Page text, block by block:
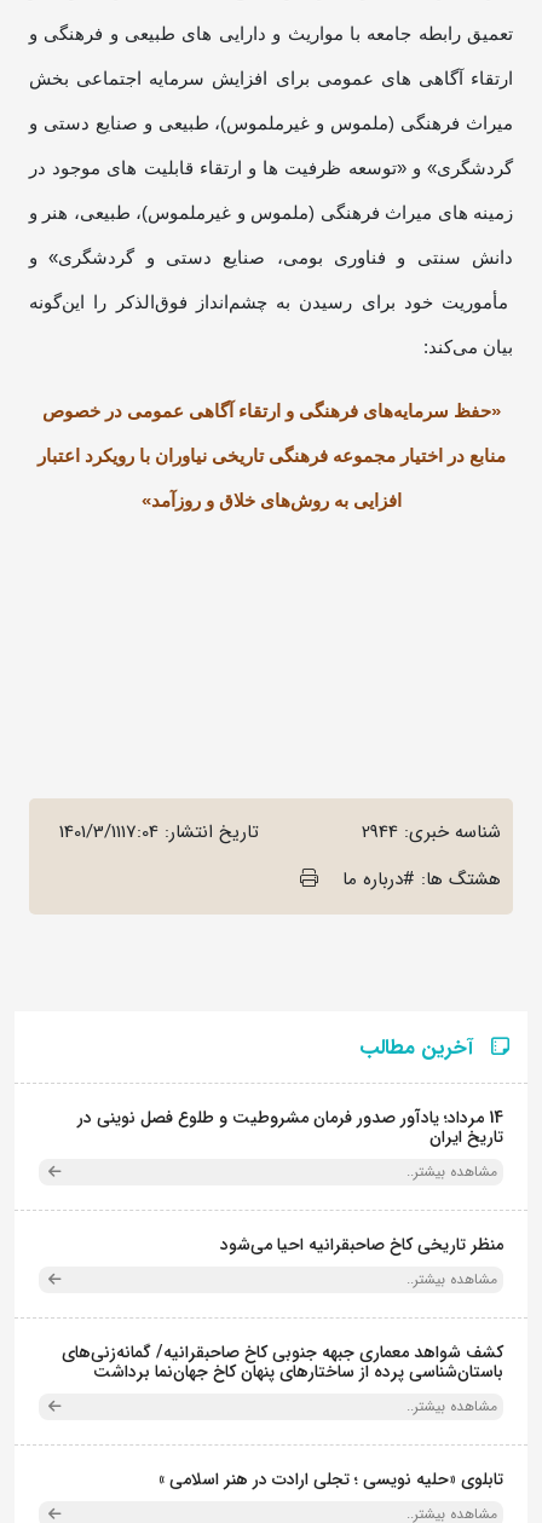
تعمیق رابطه جامعه با مواریث و دارایی های طبیعی و فرهنگی و
ارتقاء آگاهی های عمومی برای افزایش سرمایه اجتماعی بخش
میراث فرهنگی (ملموس و غیرملموس)، طبیعی و صنایع دستی و
گردشگری» و «توسعه ظرفیت ها و ارتقاء قابلیت های موجود در
زمینه های میراث­ فرهنگی (ملموس و غیرملموس)، طبیعی، هنر و
دانش سنتی و فناوری بومی، صنایع دستی و گردشگری» و
مأموریت خود برای رسیدن به چشم‌انداز فوق‌الذکر را این‌گونه
بیان می‌کند:
«حفظ سرمایه‌های فرهنگی و ارتقاء آگاهی عمومی در خصوص
منابع در اختیار مجموعه فرهنگی تاریخی نیاوران با رویکرد اعتبار
افزایی به روش‌های خلاق و روزآمد»
شناسه خبری: 2944 تاریخ انتشار: 1401/3/1117:04
هشتگ ها: #درباره ما
آخرین مطالب
14 مرداد؛ یادآور صدور فرمان مشروطیت و طلوع فصل نوینی در
تاریخ ایران
مشاهده بیشتر..
منظر تاریخی کاخ صاحبقرانیه احیا می‌شود
مشاهده بیشتر..
کشف شواهد معماری جبهه جنوبی کاخ صاحبقرانیه/ گمانه‌زنی‌های
باستان‌شناسی پرده از ساختارهای پنهان کاخ جهان‌نما برداشت
مشاهده بیشتر..
تابلوی «حلیه نویسی ؛ تجلی ارادت در هنر اسلامی »
مشاهده بیشتر..